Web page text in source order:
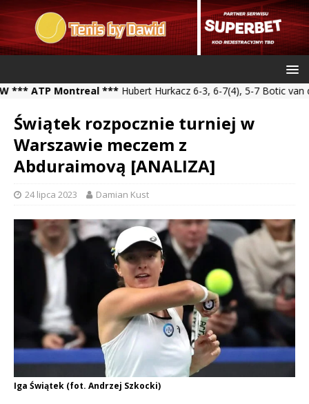
ATP Montreal ***Hubert Hurkacz 6-3, 6-7(4), 5-7 Botic van de
Świątek rozpocznie turniej w
Warszawie meczem z
Abduraimovą [ANALIZA]
24 lipca 2023 Damian Kust
Iga Świątek (fot. Andrzej Szkocki)